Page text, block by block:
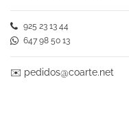
925 23 13 44
647 98 50 13
✉️ pedidos@coarte.net